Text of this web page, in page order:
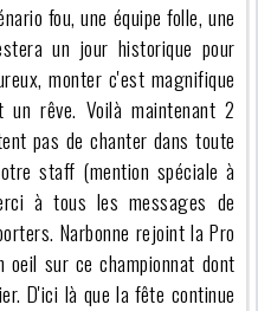
fou, une équipe folle, une
un jour historique pour
monter c'est magnifique
rêve. Voilà maintenant 2
pas de chanter dans toute
staff (mention spéciale à
à tous les messages de
Narbonne rejoint la Pro
sur ce championnat dont
D'ici là que la fête continue